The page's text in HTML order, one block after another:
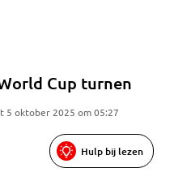
Cup turnen
5 oktober 2025 om 05:27
Hulp bij lezen